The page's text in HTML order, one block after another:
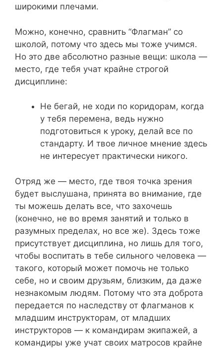
широкими плечами.
Можно, конечно, сравнить “Флагман” со
школой, потому что здесь мы тоже учимся.
Но это две абсолютно разные вещи: школа —
место, где тебя учат крайне строгой
дисциплине:
Не бегай, не ходи по коридорам, когда
у тебя перемена, ведь нужно
подготовиться к уроку, делай все по
стандарту. И твое личное мнение здесь
не интересует практически никого.
Отряд же — место, где твоя точка зрения
будет выслушана, принята во внимание, где
ты можешь делать все, что захочешь
(конечно, не во время занятий и только в
разумных пределах, но все же). Здесь тоже
присутствует дисциплина, но лишь для того,
чтобы воспитать в тебе сильного человека —
такого, который может помочь не только
себе, но и своим друзьям, близким, да даже
незнакомым людям. Потому что эта доброта
передается по наследству от флагманов к
младшим инструкторам, от младших
инструкторов — к командирам экипажей, а
командиры уже учат своих матросов крайне